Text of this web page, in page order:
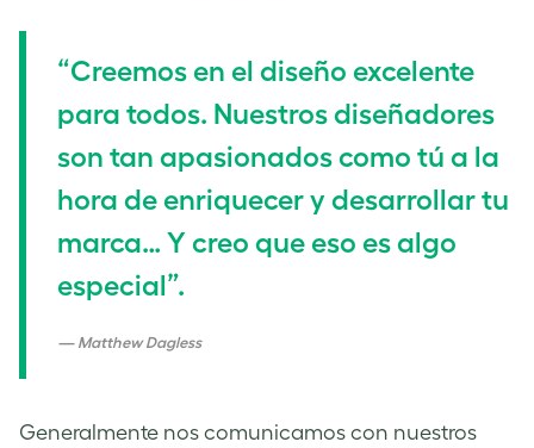
“Creemos en el diseño excelente
para todos. Nuestros diseñadores
son tan apasionados como tú a la
hora de enriquecer y desarrollar tu
marca… Y creo que eso es algo
especial”.
Matthew Dagless
Generalmente nos comunicamos con nuestros